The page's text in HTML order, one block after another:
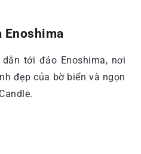
Enoshima
dẫn tới đảo Enoshima, nơi
đẹp của bờ biển và ngọn